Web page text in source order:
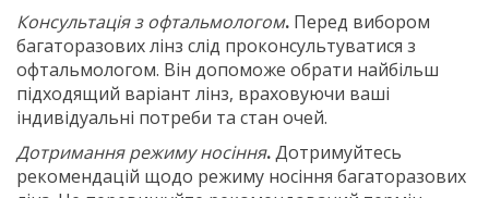
Консультація з офтальмологом. Перед вибором
багаторазових лінз слід проконсультуватися з
офтальмологом. Він допоможе обрати найбільш
підходящий варіант лінз, враховуючи ваші
індивідуальні потреби та стан очей.
Дотримання режиму носіння.Дотримуйтесь
рекомендацій щодо режиму носіння багаторазових